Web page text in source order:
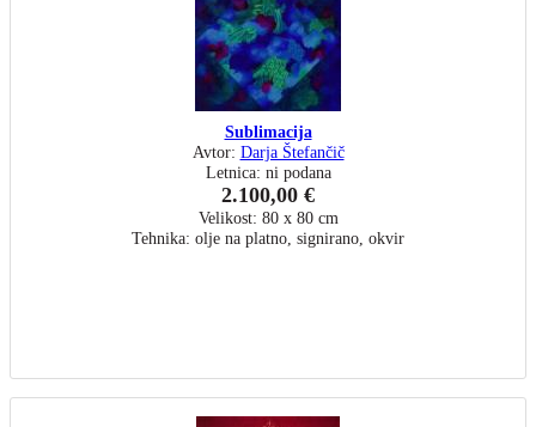
Sublimacija
Avtor: Darja Štefančič
Letnica: ni podana
2.100,00 €
Velikost: 80 x 80 cm
Tehnika: olje na platno, signirano, okvir